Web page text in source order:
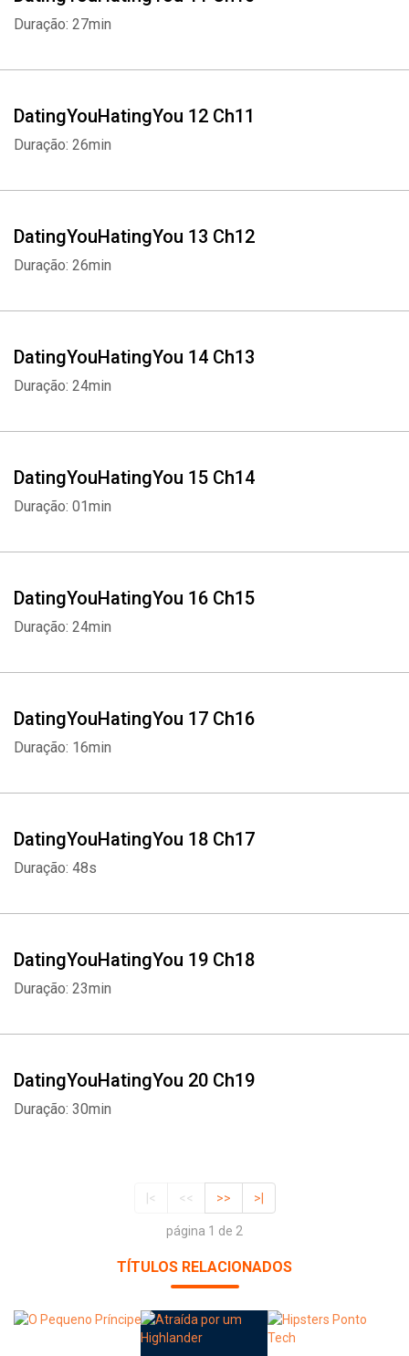
Duração: 27min
DatingYouHatingYou 12 Ch11
Duração: 26min
DatingYouHatingYou 13 Ch12
Duração: 26min
DatingYouHatingYou 14 Ch13
Duração: 24min
DatingYouHatingYou 15 Ch14
Duração: 01min
DatingYouHatingYou 16 Ch15
Duração: 24min
DatingYouHatingYou 17 Ch16
Duração: 16min
DatingYouHatingYou 18 Ch17
Duração: 48s
DatingYouHatingYou 19 Ch18
Duração: 23min
DatingYouHatingYou 20 Ch19
Duração: 30min
|< << >> >|
página 1 de 2
TÍTULOS RELACIONADOS